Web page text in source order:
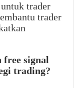
trader
trader
free signal
trading?